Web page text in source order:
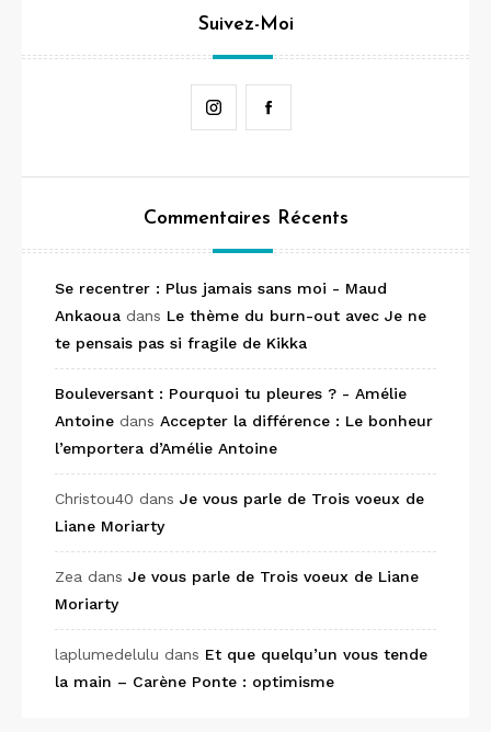
Suivez-Moi
Instagram
Commentaires Récents
Se recentrer : Plus jamais sans moi - Maud
Ankaoua dans Le thème du burn-out avec Je ne
te pensais pas si fragile de Kikka
Bouleversant : Pourquoi tu pleures ? - Amélie
Antoine dans Accepter la différence : Le bonheur
l’emportera d’Amélie Antoine
Christou40 dans Je vous parle de Trois voeux de
Liane Moriarty
Zea dans Je vous parle de Trois voeux de Liane
Moriarty
laplumedelulu dans Et que quelqu’un vous tende
la main – Carène Ponte : optimisme